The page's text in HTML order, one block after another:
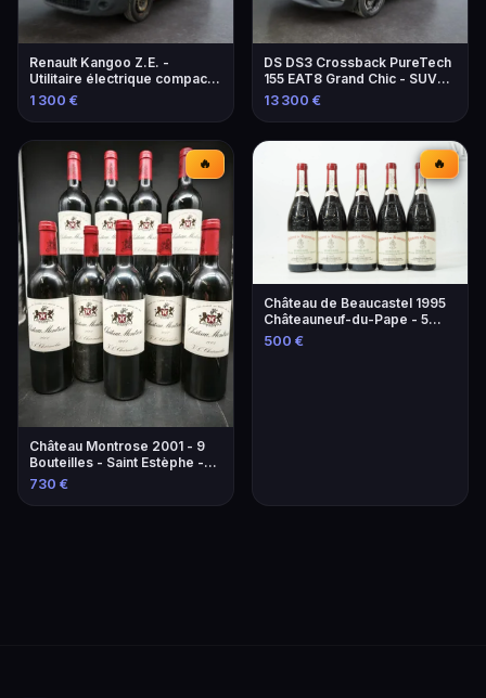
Renault Kangoo Z.E. -
Utilitaire électrique compact
et pratique
1 300 €
DS DS3 Crossback PureTech
155 EAT8 Grand Chic - SUV
élégant et performant
13 300 €
🔥
Château Montrose 2001 - 9
Bouteilles - Saint Estèphe -
2ème Grand Cru Classé
730 €
🔥
Château de Beaucastel 1995
Châteauneuf-du-Pape - 5
Bouteilles
500 €